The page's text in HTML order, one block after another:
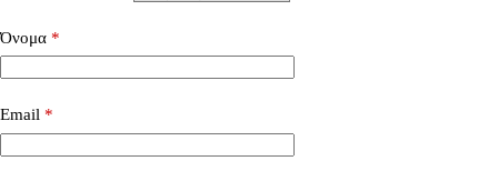
Όνομα *
Email *